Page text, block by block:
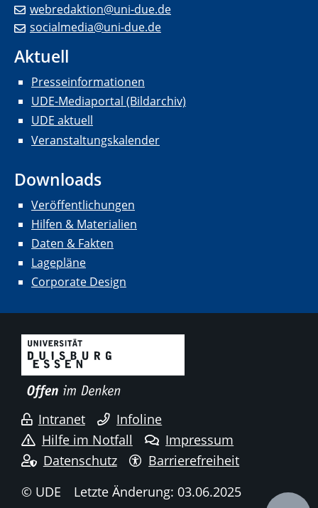
webredaktion@uni-due.de
socialmedia@uni-due.de
Aktuell
Presseinformationen
UDE-Mediaportal (Bildarchiv)
UDE aktuell
Veranstaltungskalender
Downloads
Veröffentlichungen
Hilfen & Materialien
Daten & Fakten
Lagepläne
Corporate Design
Intranet
Infoline
Hilfe im Notfall
Impressum
Datenschutz
Barrierefreiheit
© UDE
Letzte Änderung: 03.06.2025